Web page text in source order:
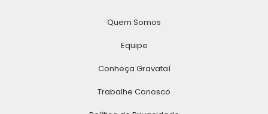
Quem Somos
Equipe
Conheça Gravataí
Trabalhe Conosco